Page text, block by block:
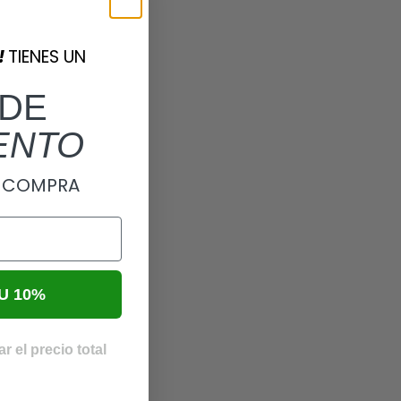
TIENES UN
DE
COMPRA
10%
el precio total